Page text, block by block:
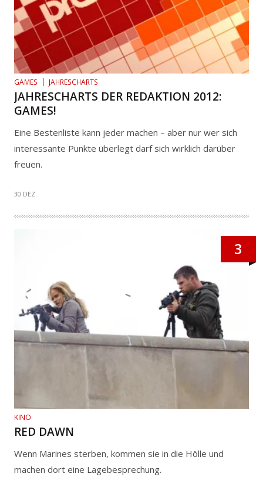
GAMES JAHRESCHARTS
JAHRESCHARTS DER REDAKTION 2012:
GAMES!
Eine Bestenliste kann jeder machen – aber nur wer sich
interessante Punkte überlegt darf sich wirklich darüber
freuen.
30 DEZ.
3
KINO
RED DAWN
Wenn Marines sterben, kommen sie in die Hölle und
machen dort eine Lagebesprechung.